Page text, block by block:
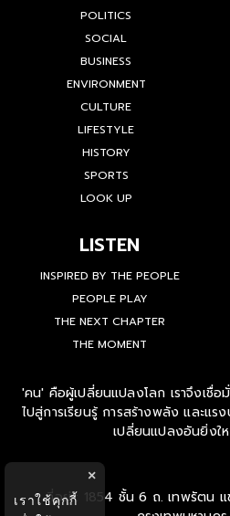
POLITICS
SOCIAL
BUSINESS
ENVIRONMENT
CULTURE
LIFESTYLE
HISTORY
SPORTS
LOOK UP
LISTEN
INSPIRED BY THE PEOPLE
PEOPLE PLAY
THE NEXT CHAPTER
THE MOMENT
'คน' คือผู้เปลี่ยนแปลงโลก เราจึงเชื่อ
ไปสู่การเรียนรู้ การสร้างพลัง และแร
เปลี่ยนแปลงอันยิ่งใ
ที่อยู่ : 1854 ชั้น 6 ถ. เทพรัตน แ
×
เราใช้คุกกี้